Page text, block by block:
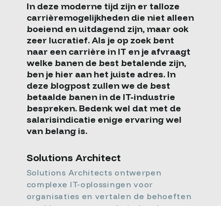
In deze moderne tijd zijn er talloze
carrièremogelijkheden die niet alleen
boeiend en uitdagend zijn, maar ook
zeer lucratief. Als je op zoek bent
naar een carrière in IT en je afvraagt
welke banen de best betalende zijn,
ben je hier aan het juiste adres. In
deze blogpost zullen we de best
betaalde banen in de IT-industrie
bespreken. Bedenk wel dat met de
salarisindicatie enige ervaring wel
van belang is.
Solutions Architect
Solutions Architects ontwerpen
complexe IT-oplossingen voor
organisaties en vertalen de behoeften